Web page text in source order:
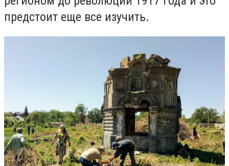
предстоит еще все изучить.